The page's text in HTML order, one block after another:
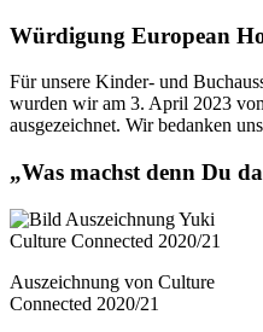
Würdigung European
Für unsere Kinder- und
wurden wir am 3. April 2023
ausgezeichnet. Wir bedanken
„Was machst denn Du
Auszeichnung von Culture
Connected 2020/21